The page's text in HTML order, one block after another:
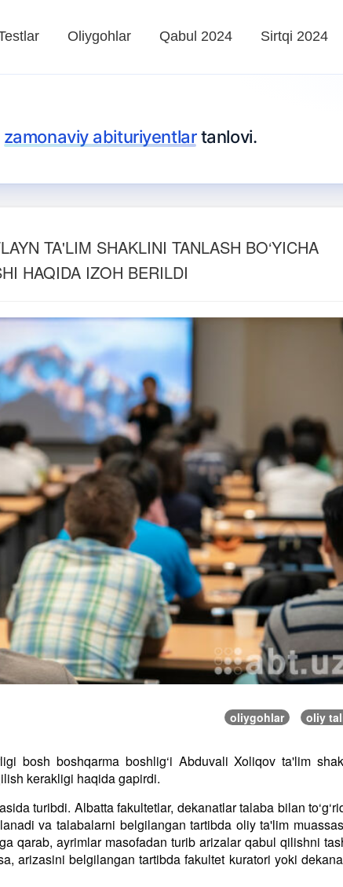
Oliygohlar Qabul 2024 Sirtqi 2024
zamonaviy abituriyentlartanlovi.
TA'LIM SHAKLINI TANLASH BO‘YICHA
HAQIDA IZOH BERILDI
oliygohlar oliy
bosh boshqarma boshlig‘i Abduvali Xoliqov ta'lim
kerakligi haqida gapirdi.
turibdi. Albatta fakultetlar, dekanatlar talaba bilan
va talabalarni belgilangan tartibda oliy ta'lim
qarab, ayrimlar masofadan turib arizalar qabul qilishni
arizasini belgilangan tartibda fakultet kuratori yoki